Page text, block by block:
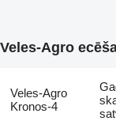
Veles-Agro
Veles-Agro
Kronos-4